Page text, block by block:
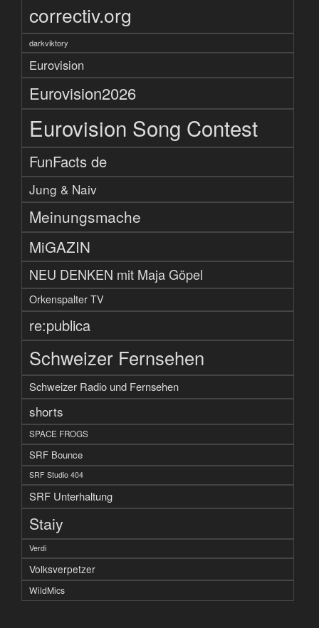
correctiv.org
darkviktory
Eurovision
Eurovision2026
Eurovision Song Contest
FunFacts de
Jung & Naiv
Meinungsmache
MiGAZIN
NEU DENKEN mit Maja Göpel
Orkenspalter TV
re:publica
Schweizer Fernsehen
Schweizer Radio und Fernsehen
shorts
SPACE FROGS
SRF Bounce
SRF Studio 404
SRF Unterhaltung
Staiy
Verdi
Volksverpetzer
WildMics